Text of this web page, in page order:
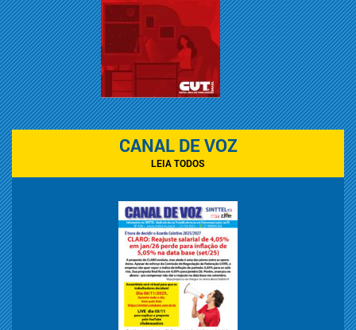
CANAL DE VOZ
LEIA TODOS